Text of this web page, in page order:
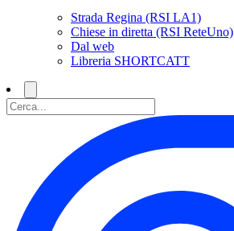
Strada Regina (RSI LA1)
Chiese in diretta (RSI ReteUno)
Dal web
Libreria SHORTCATT